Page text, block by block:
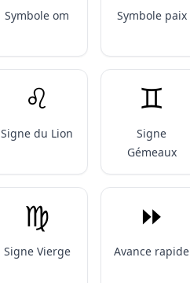
Symbole om Symbole paix
♌️
Signe du Lion
♊️
Signe
Gémeaux
♍️
Signe Vierge
⏩️
Avance rapide